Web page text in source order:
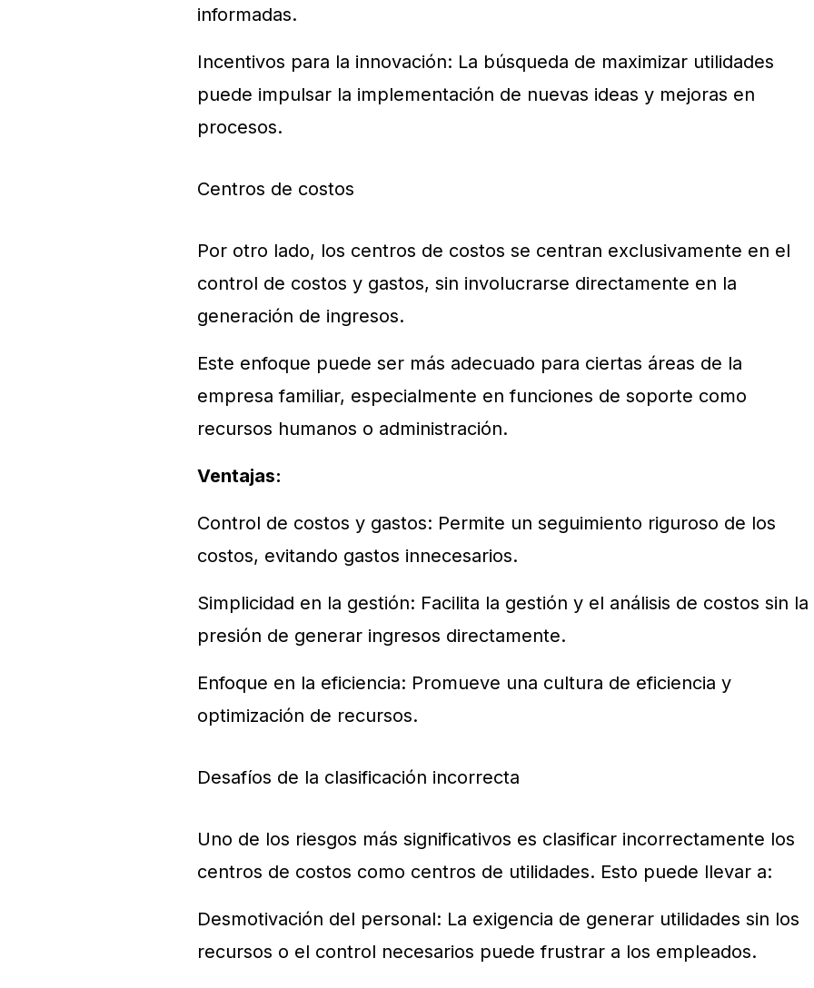
informadas.
Incentivos para la innovación: La búsqueda de maximizar utilidades
puede impulsar la implementación de nuevas ideas y mejoras en
procesos.
Centros de costos
Por otro lado, los centros de costos se centran exclusivamente en el
control de costos y gastos, sin involucrarse directamente en la
generación de ingresos.
Este enfoque puede ser más adecuado para ciertas áreas de la
empresa familiar, especialmente en funciones de soporte como
recursos humanos o administración.
Ventajas:
Control de costos y gastos: Permite un seguimiento riguroso de los
costos, evitando gastos innecesarios.
Simplicidad en la gestión: Facilita la gestión y el análisis de costos sin la
presión de generar ingresos directamente.
Enfoque en la eficiencia: Promueve una cultura de eficiencia y
optimización de recursos.
Desafíos de la clasificación incorrecta
Uno de los riesgos más significativos es clasificar incorrectamente los
centros de costos como centros de utilidades. Esto puede llevar a:
Desmotivación del personal: La exigencia de generar utilidades sin los
recursos o el control necesarios puede frustrar a los empleados.